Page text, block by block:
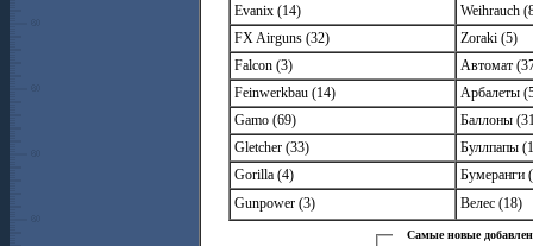
Evanix (14)
Weihrauch
FX Airguns (32)
Zoraki (5)
Falcon (3)
Автомат
Feinwerkbau (14)
Арбалеты
Gamo (69)
Баллоны
Gletcher (33)
Буллпапы
Gorilla (4)
Бумеранги
Gunpower (3)
Велес (18)
Самые новые